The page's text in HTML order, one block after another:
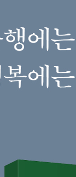
사 공부
완결판이다
: 글쓰기
워야 한다